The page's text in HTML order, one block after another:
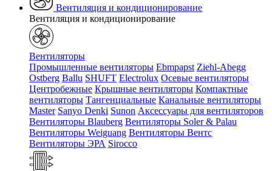
Вентиляция и кондиционирование
Вентиляция и кондиционирование
Вентиляторы
Промышленные вентиляторы Ebmpapst Ziehl-Abegg
Ostberg Ballu SHUFT Electrolux Осевые вентиляторы
Центробежные Крышные вентиляторы Компактные
вентиляторы Тангенциальные Канальные вентиляторы
Master Sanyo Denki Sunon Аксессуары для вентиляторов
Вентиляторы Blauberg Вентиляторы Soler & Palau
Вентиляторы Weiguang Вентиляторы Вентс
Вентиляторы ЭРА Sirocco